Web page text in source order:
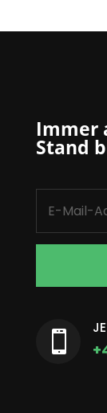
Immer
Stand
